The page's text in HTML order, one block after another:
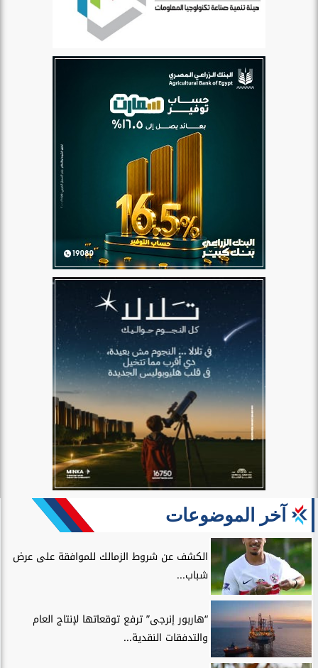
آخر الموضوعات
الكشف عن شروط الزمالك للموافقة على عرض
شباب...
“هاربور إنرجى” ترفع توقعاتها لإنتاج العام
والتدفقات النقدية...